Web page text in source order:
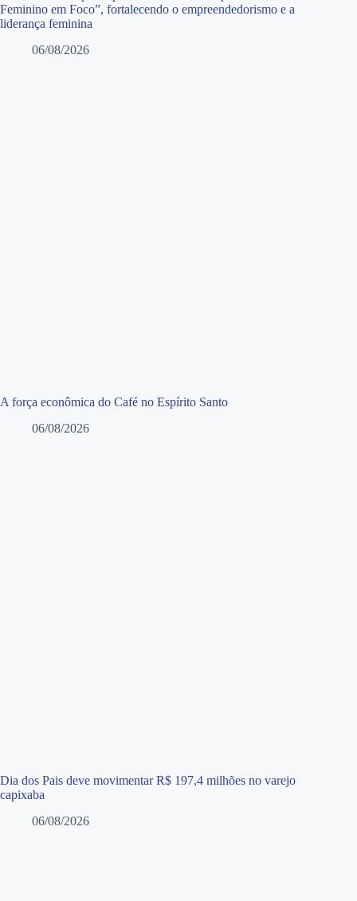
Feminino em Foco”, fortalecendo o empreendedorismo e a
liderança feminina
06/08/2026
A força econômica do Café no Espírito Santo
06/08/2026
Dia dos Pais deve movimentar R$ 197,4 milhões no varejo
capixaba
06/08/2026